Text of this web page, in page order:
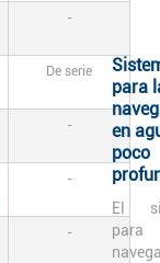
-
De serie
-
-
-
para
en
poco
El